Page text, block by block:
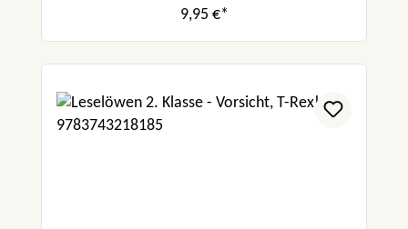
9,95 €*